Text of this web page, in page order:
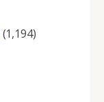
(1,194)